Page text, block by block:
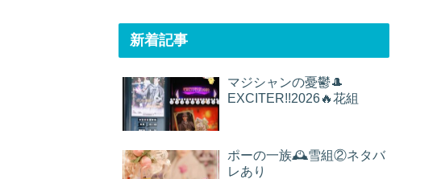
新着記事
マジシャンの憂鬱🎩
EXCITER!!2026🔥花組
ポーの一族🕰雪組②ネタバ
レあり